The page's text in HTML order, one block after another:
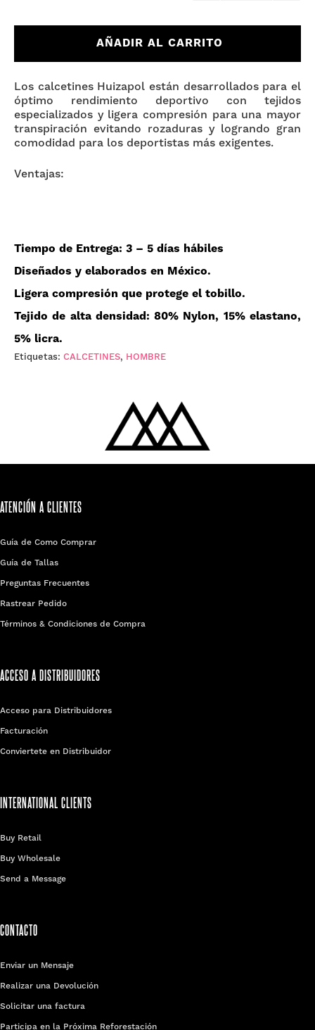
Los calcetines Huizapol están desarrollados para el
óptimo rendimiento deportivo con tejidos
especializados y ligera compresión para una mayor
transpiración evitando rozaduras y logrando gran
comodidad para los deportistas más exigentes.
Ventajas:
Tiempo de Entrega: 3 – 5 días hábiles
Diseñados y elaborados en México.
Ligera compresión que protege el tobillo.
Tejido de alta densidad: 80% Nylon, 15% elastano,
5% licra.
AÑADIR AL CARRITO
Etiquetas: CALCETINES, HOMBRE
ATENCIÓN A CLIENTES
Guía de Como Comprar
Guía de Tallas
Preguntas Frecuentes
Rastrear Pedido
Términos & Condiciones de Compra
ACCESO A DISTRIBUIDORES
Acceso para Distribuidores
Facturación
Conviertete en Distribuidor
INTERNATIONAL CLIENTS
Buy Retail
Buy Wholesale
Send a Message
CONTACTO
Enviar un Mensaje
Realizar una Devolución
Solicitar una factura
Participa en la Próxima Reforestación